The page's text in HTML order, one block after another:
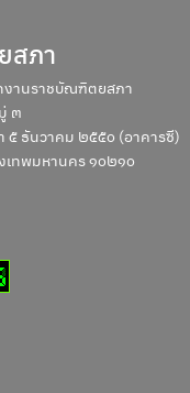
สภา
านราชบัณฑิตยสภา
๓
๕ ธันวาคม ๒๕๕๐ (อาคารซี)
เทพมหานคร ๑๐๒๑๐